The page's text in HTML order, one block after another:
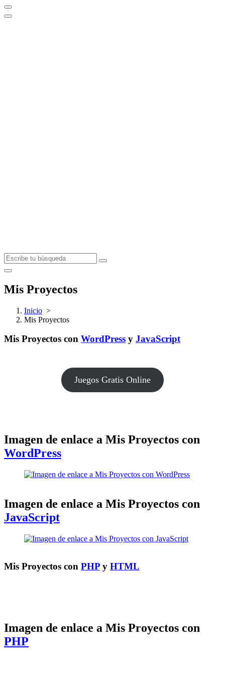
Mis Proyectos
Inicio >
Mis Proyectos
Mis Proyectos con WordPress y JavaScript
Juegos Gratis Online
Imagen de enlace a Mis Proyectos con
WordPress
Imagen de enlace a Mis Proyectos con
JavaScript
Mis Proyectos con PHP y HTML
Imagen de enlace a Mis Proyectos con
PHP